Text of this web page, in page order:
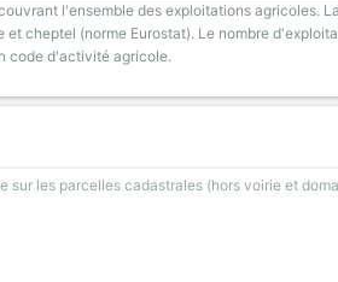
l'ensemble des exploitations agricoles.
cheptel (norme Eurostat). Le nombre
code d'activité agricole.
les parcelles cadastrales (hors voirie et